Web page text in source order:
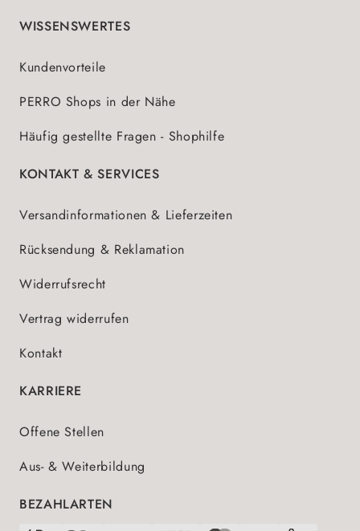
WISSENSWERTES
Kundenvorteile
PERRO Shops in der Nähe
Häufig gestellte Fragen - Shophilfe
KONTAKT & SERVICES
Versandinformationen & Lieferzeiten
Rücksendung & Reklamation
Widerrufsrecht
Vertrag widerrufen
Kontakt
KARRIERE
Offene Stellen
Aus- & Weiterbildung
BEZAHLARTEN